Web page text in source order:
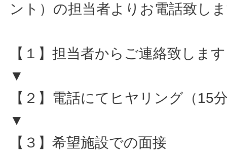
ント）の担当者よりお電話致し
【１】担当者からご連絡致します
▼
【２】電話にてヒヤリング（15
▼
【３】希望施設での面接